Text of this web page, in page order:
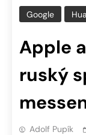
Google
Apple
ruský
Adolf Pupík